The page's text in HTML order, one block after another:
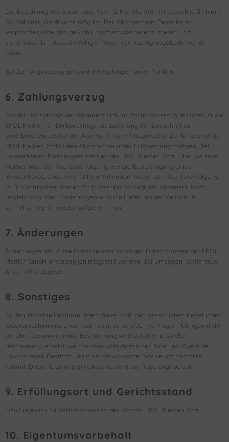
Die Bezahlung des Abonnements in 12 Monatsraten ist ausschließlich mit
PayPal oder Kreditkarte möglich. Der Abonnement-Besteller ist
verpflichtet, eine gültige Zahlungsmethode bereitzustellen und
sicherzustellen, dass die fälligen Raten rechtzeitig abgebucht werden
können.
Bei Zahlungsverzug gelten die Regelungen unter Punkt 6.
6. Zahlungsverzug
Sobald und solange der Abonnent sich im Zahlungsverzug befindet, ist die
EROL Medien GmbH berechtigt, die Lieferung der Zeitschrift zu
unterbrechen. Leistet der Abonnent keine fristgerechte Zahlung, wird die
EROL Medien GmbH den Abonnenten unter Fristsetzung mahnen. Bei
unbeachteten Mahnungen steht es der EROL Medien GmbH frei, weitere
Maßnahmen der Rechtsverfolgung, wie die Beauftragung eines
Inkassobüros, einzuleiten. Alle anfallenden Kosten der Rechtsverfolgung
(z. B. Mahnkosten, Kosten für Inkassobüro) trägt der Abonnent. Nach
Begleichung aller Forderungen wird die Lieferung der Zeitschrift
schnellstmöglich wieder aufgenommen.
7. Änderungen
Änderungen der Zustelladresse oder sonstiger Daten müssen der EROL
Medien GmbH unverzüglich mitgeteilt werden. Bei Umzügen ist die neue
Anschrift anzugeben.
8. Sonstiges
Sollten einzelne Bestimmungen dieser AGB den gesetzlichen Regelungen
widersprechen und unwirksam sein, so wird der Vertrag im Übrigen nicht
berührt. Die unwirksame Bestimmung wird durch eine solche
Bestimmung ersetzt, welche dem wirtschaftlichen Sinn und Zweck der
unwirksamen Bestimmung in rechtswirksamer Weise am nächsten
kommt. Diese Regelung gilt entsprechend bei Regelungslücken.
9. Erfüllungsort und Gerichtsstand
Erfüllungsort und Gerichtsstand ist der Sitz der EROL Medien GmbH.
10. Eigentumsvorbehalt